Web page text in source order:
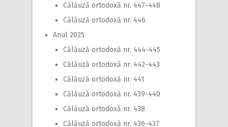
Călăuză ortodoxă nr. 447-448
Călăuză ortodoxă nr. 446
Anul 2025
Călăuză ortodoxă nr. 444-445
Călăuză ortodoxă nr. 442-443
Călăuză ortodoxă nr. 441
Călăuză ortodoxă nr. 439-440
Călăuză ortodoxă nr. 438
Călăuză ortodoxă nr. 436-437